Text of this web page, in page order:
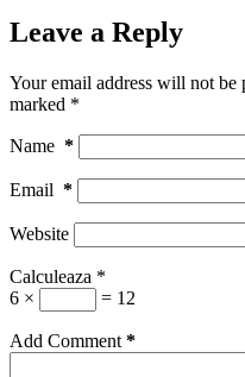
Leave a Reply
Your email address will not be
marked *
Name *
Email *
Website
Calculeaza *
6 ×
= 12
Add Comment *